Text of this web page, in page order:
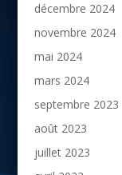
décembre 2024
novembre 2024
mai 2024
mars 2024
septembre 2023
août 2023
juillet 2023